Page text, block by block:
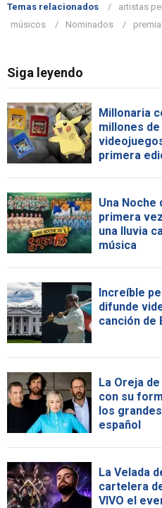
Temas relacionados artistas
músicos
Nominados
Siga leyendo
Millonaria
millones
primera
Una Noche
primera
una lluvia
música
Increíble
difunde
canción de
La Oreja
con su
los
español
La Velada
cartelera
VIVO el